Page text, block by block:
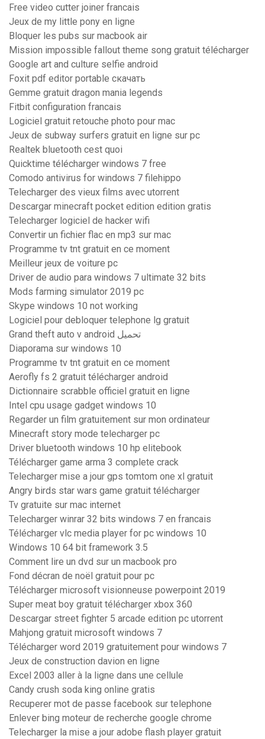
Free video cutter joiner francais
Jeux de my little pony en ligne
Bloquer les pubs sur macbook air
Mission impossible fallout theme song gratuit télécharger
Google art and culture selfie android
Foxit pdf editor portable скачать
Gemme gratuit dragon mania legends
Fitbit configuration francais
Logiciel gratuit retouche photo pour mac
Jeux de subway surfers gratuit en ligne sur pc
Realtek bluetooth cest quoi
Quicktime télécharger windows 7 free
Comodo antivirus for windows 7 filehippo
Telecharger des vieux films avec utorrent
Descargar minecraft pocket edition edition gratis
Telecharger logiciel de hacker wifi
Convertir un fichier flac en mp3 sur mac
Programme tv tnt gratuit en ce moment
Meilleur jeux de voiture pc
Driver de audio para windows 7 ultimate 32 bits
Mods farming simulator 2019 pc
Skype windows 10 not working
Logiciel pour debloquer telephone lg gratuit
Grand theft auto v android تحميل
Diaporama sur windows 10
Programme tv tnt gratuit en ce moment
Aerofly fs 2 gratuit télécharger android
Dictionnaire scrabble officiel gratuit en ligne
Intel cpu usage gadget windows 10
Regarder un film gratuitement sur mon ordinateur
Minecraft story mode telecharger pc
Driver bluetooth windows 10 hp elitebook
Télécharger game arma 3 complete crack
Telecharger mise a jour gps tomtom one xl gratuit
Angry birds star wars game gratuit télécharger
Tv gratuite sur mac internet
Telecharger winrar 32 bits windows 7 en francais
Télécharger vlc media player for pc windows 10
Windows 10 64 bit framework 3.5
Comment lire un dvd sur un macbook pro
Fond décran de noël gratuit pour pc
Télécharger microsoft visionneuse powerpoint 2019
Super meat boy gratuit télécharger xbox 360
Descargar street fighter 5 arcade edition pc utorrent
Mahjong gratuit microsoft windows 7
Télécharger word 2019 gratuitement pour windows 7
Jeux de construction davion en ligne
Excel 2003 aller à la ligne dans une cellule
Candy crush soda king online gratis
Recuperer mot de passe facebook sur telephone
Enlever bing moteur de recherche google chrome
Telecharger la mise a jour adobe flash player gratuit